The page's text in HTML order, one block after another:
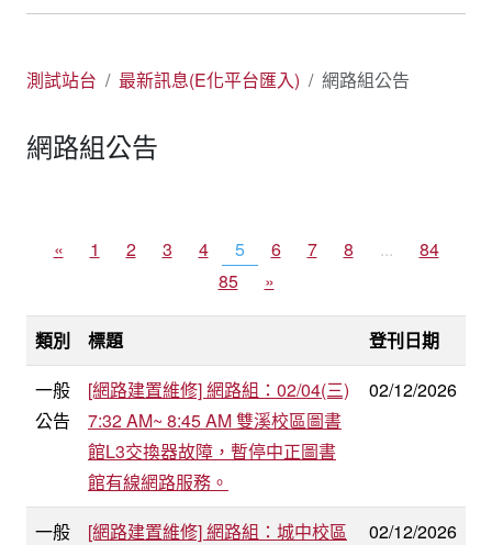
測試站台 最新訊息(E化平台匯入) 網路組公告
網路組公告
« 1 2 3 4 5 6 7 8 ...
84
85
»
類別 標題
登刊日期
一般
公告
[網路建置維修] 網路組：02/04(三)
7:32 AM~ 8:45 AM 雙溪校區圖書
館L3交換器故障，暫停中正圖書
館有線網路服務。
02/12/2026
一般
[網路建置維修] 網路組：城中校區
02/12/2026